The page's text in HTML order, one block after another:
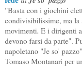
"Basta con i giochini
condivisibilissime, ma la
movimenti. E i dirigenti
devono farsi da parte".
napoletano "Je so'
Tomaso Montanari per